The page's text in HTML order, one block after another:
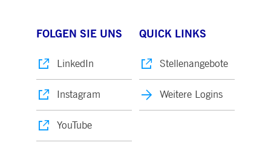
FOLGEN SIE UNS
LinkedIn
Instagram
YouTube
QUICK LINKS
Stellenangebote
Weitere Logins